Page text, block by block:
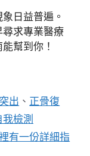
日益普遍。
求專業醫療
幫到你！
出 、 正骨復
我檢測
有一份詳細指